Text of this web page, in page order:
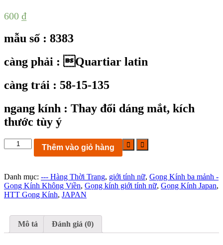
600 ₫
mẫu số : 8383
càng phải : Quartiar latin
càng trái : 58-15-135
ngang kính : Thay đổi dáng mắt, kích
thước tùy ý
KC8383:
gọng
mảnh
Quartiar
latin
58-
135
Thêm vào giỏ hàng
Danh mục: --- Hàng Thời Trang, giới tính nữ, Gọng Kính ba mảnh -
Gọng Kính Không Viền, Gọng kính giới tính nữ, Gọng Kính Japan,
HTT Gọng Kính, JAPAN
Mô tả Đánh giá (0)